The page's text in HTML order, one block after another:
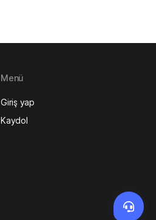
Menü
Giriş yap
Kaydol